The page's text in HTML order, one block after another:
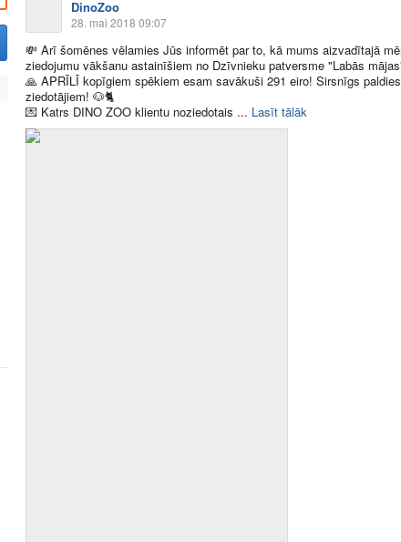
DinoZoo
28. mai 2018 09:07
💸 Arī šomēnes vēlamies Jūs informēt par to, kā mums aizvadītajā
ziedojumu vākšanu astainīšiem no Dzīvnieku patversme "Labās
🙏 APRĪLĪ kopīgiem spēkiem esam savākuši 291 eiro! Sirsnīgs
ziedotājiem! 🐶🐈
💌 Katrs DINO ZOO klientu noziedotais ​... Lasīt tālāk